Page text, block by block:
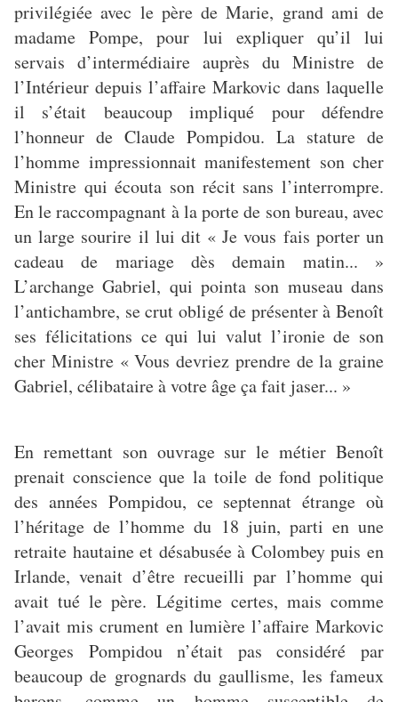
privilégiée avec le père de Marie, grand ami de
madame Pompe, pour lui expliquer qu’il lui
servais d’intermédiaire auprès du Ministre de
l’Intérieur depuis l’affaire Markovic dans laquelle
il s’était beaucoup impliqué pour défendre
l’honneur de Claude Pompidou. La stature de
l’homme impressionnait manifestement son cher
Ministre qui écouta son récit sans l’interrompre.
En le raccompagnant à la porte de son bureau, avec
un large sourire il lui dit « Je vous fais porter un
cadeau de mariage dès demain matin... »
L’archange Gabriel, qui pointa son museau dans
l’antichambre, se crut obligé de présenter à Benoît
ses félicitations ce qui lui valut l’ironie de son
cher Ministre « Vous devriez prendre de la graine
Gabriel, célibataire à votre âge ça fait jaser... »
En remettant son ouvrage sur le métier Benoît
prenait conscience que la toile de fond politique
des années Pompidou, ce septennat étrange où
l’héritage de l’homme du 18 juin, parti en une
retraite hautaine et désabusée à Colombey puis en
Irlande, venait d’être recueilli par l’homme qui
avait tué le père. Légitime certes, mais comme
l’avait mis crument en lumière l’affaire Markovic
Georges Pompidou n’était pas considéré par
beaucoup de grognards du gaullisme, les fameux